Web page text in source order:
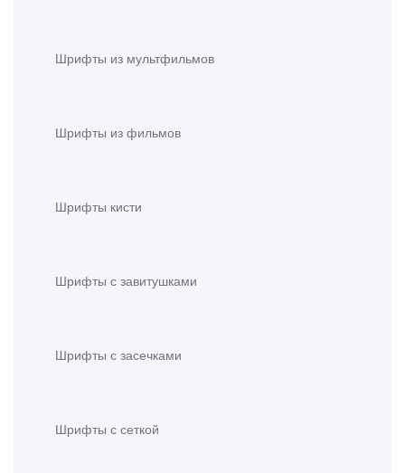
Шрифты из мультфильмов
Шрифты из фильмов
Шрифты кисти
Шрифты с завитушками
Шрифты с засечками
Шрифты с сеткой